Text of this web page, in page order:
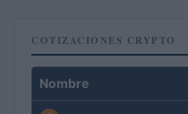
COTIZACIONES CRYPTO
Nombre